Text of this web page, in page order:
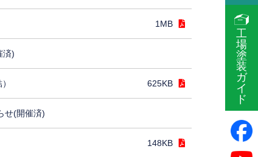
1MB
済)
625KB
せ(開催済)
148KB
工
場
塗
装
ガ
イ
ド